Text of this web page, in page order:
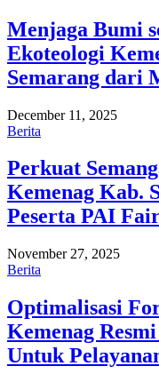
Menjaga Bumi
Ekoteologi
Semarang dari
December 11, 2025
Berita
Perkuat
Kemenag Kab.
Peserta PAI
November 27, 2025
Berita
Optimalisasi
Kemenag
Untuk